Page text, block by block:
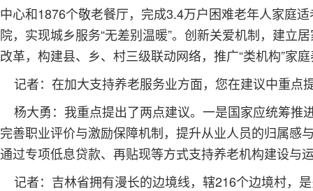
中心和1876个敬老餐厅，完成3.4万户困难老年人家庭
院，实现城乡服务“无差别温暖”。创新关爱机制，建立
改革，构建县、乡、村三级联动网络，推广“类机构”家
记者：在加大支持养老服务业方面，您在建议中重点
杨大勇：我重点提出了两点建议。一是国家应统筹推
完善职业评价与激励保障机制，提升从业人员的归属感
通过专项低息贷款、再贴现等方式支持养老机构建设与
记者：吉林省拥有漫长的边境线，辖216个边境村，